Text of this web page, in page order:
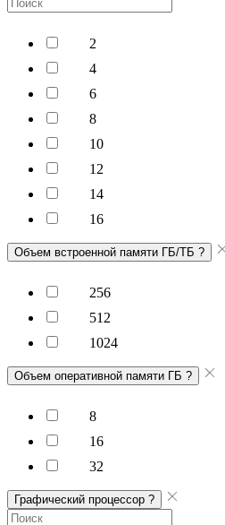
2
4
6
8
10
12
14
16
Объем встроенной памяти ГБ/ТБ ?
256
512
1024
Объем оперативной памяти ГБ ?
8
16
32
Графический процессор ?